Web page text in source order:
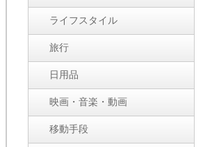
ライフスタイル
旅行
日用品
映画・音楽・動画
移動手段